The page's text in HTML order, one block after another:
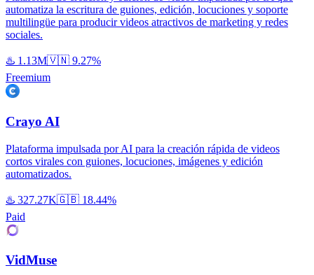
automatiza la escritura de guiones, edición, locuciones y soporte
multilingüe para producir videos atractivos de marketing y redes
sociales.
♨️ 1.13M🇻🇳 9.27%
Freemium
Crayo AI
Plataforma impulsada por AI para la creación rápida de videos
cortos virales con guiones, locuciones, imágenes y edición
automatizados.
♨️ 327.27K🇬🇧 18.44%
Paid
VidMuse